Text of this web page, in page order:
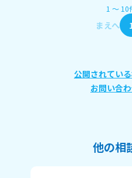
1 〜 10
まえへ
公開されてい
お問い合
他の相